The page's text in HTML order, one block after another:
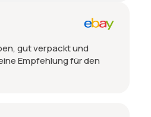
gut verpackt und
Empfehlung für den